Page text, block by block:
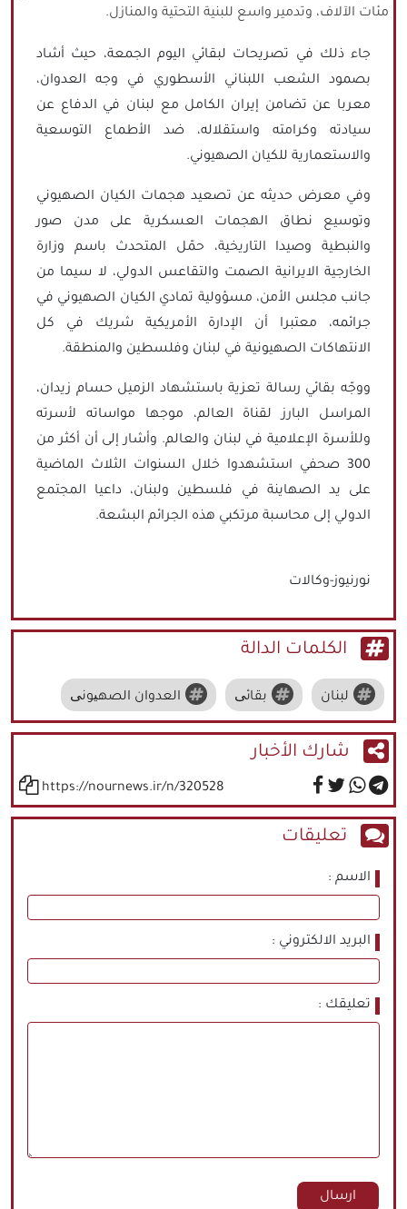
مئات الآلاف، وتدمير واسع للبنية التحتية والمنازل.
جاء ذلك في تصريحات لبقائي اليوم الجمعة، حيث أشاد
بصمود الشعب اللبناني الأسطوري في وجه العدوان،
معربا عن تضامن إيران الكامل مع لبنان في الدفاع عن
سيادته وكرامته واستقلاله، ضد الأطماع التوسعية
والاستعمارية للكيان الصهيوني.
وفي معرض حديثه عن تصعيد هجمات الكيان الصهيوني
وتوسيع نطاق الهجمات العسكرية على مدن صور
والنبطية وصيدا التاريخية، حمّل المتحدث باسم وزارة
الخارجية الايرانية الصمت والتقاعس الدولي، لا سيما من
جانب مجلس الأمن، مسؤولية تمادي الكيان الصهيوني في
جرائمه، معتبرا أن الإدارة الأمريكية شريك في كل
الانتهاكات الصهيونية في لبنان وفلسطين والمنطقة.
ووجّه بقائي رسالة تعزية باستشهاد الزميل حسام زيدان،
المراسل البارز لقناة العالم، موجها مواساته لأسرته
وللأسرة الإعلامية في لبنان والعالم. وأشار إلى أن أكثر من
300 صحفي استشهدوا خلال السنوات الثلاث الماضية
على يد الصهاينة في فلسطين ولبنان، داعيا المجتمع
الدولي إلى محاسبة مرتكبي هذه الجرائم البشعة.
نورنيوز-وكالات
الكلمات الدالة
لبنان بقائی العدوان الصهیونی
شارك الأخبار
https://nournews.ir/n/320528
تعليقات
الاسم
البريد الالكتروني
تعليقك